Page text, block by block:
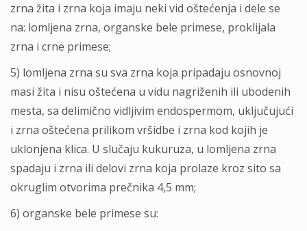
zrna žita i zrna koja imaju neki vid oštećenja i dele se
na: lomlјena zrna, organske bele primese, proklijala
zrna i crne primese;
5) lomlјena zrna su sva zrna koja pripadaju osnovnoj
masi žita i nisu oštećena u vidu nagriženih ili ubodenih
mesta, sa delimično vidlјivim endospermom, uklјučujući
i zrna oštećena prilikom vršidbe i zrna kod kojih je
uklonjena klica. U slučaju kukuruza, u lomlјena zrna
spadaju i zrna ili delovi zrna koja prolaze kroz sito sa
okruglim otvorima prečnika 4,5 mm;
6) organske bele primese su: